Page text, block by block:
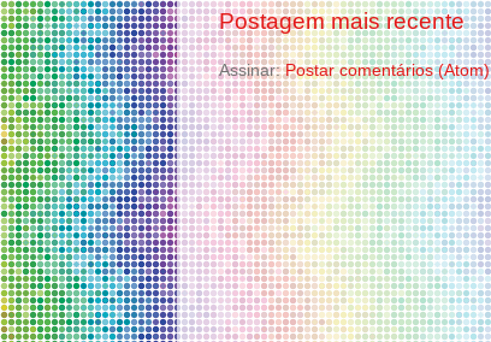
Postagem mais recente
Assinar:Postar comentários (Atom)